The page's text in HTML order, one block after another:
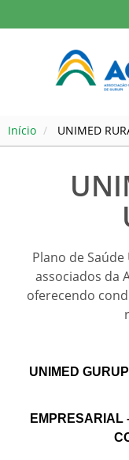
Início UNIMED
Plano de
associados da
oferecendo
UNIMED
EMPRESARIAL